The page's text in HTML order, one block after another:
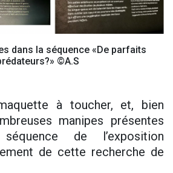
dans la séquence «De parfaits
©A.S
à toucher, et, bien
manipes présentes
de l’exposition
de cette recherche de